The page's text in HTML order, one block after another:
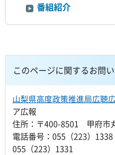
番組紹介
このページに関するお問
山梨県高度政策推進局広聴
ア広報
住所：〒400-8501 甲府市
電話番号：055（223）
055（223）1331